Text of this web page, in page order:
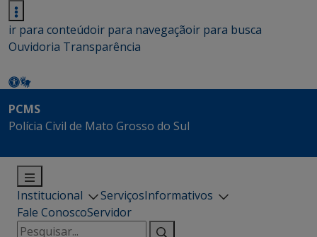
ir para conteúdoir para navegaçãoir para busca
Ouvidoria Transparência
PCMS
Polícia Civil de Mato Grosso do Sul
Institucional ServiçosInformativos
Fale ConoscoServidor
Pesquisar